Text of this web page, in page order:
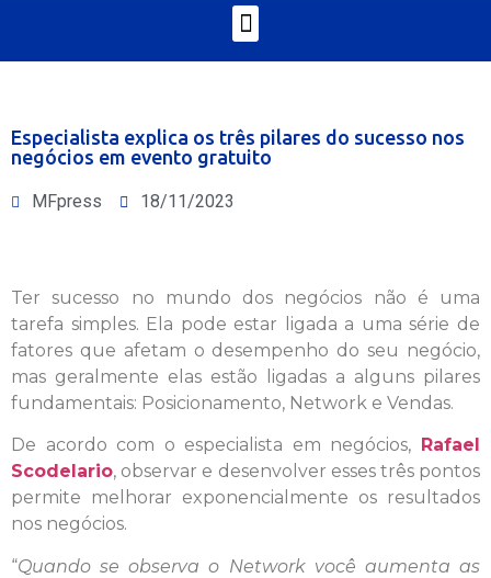
Especialista explica os três pilares do sucesso nos
negócios em evento gratuito
MFpress 18/11/2023
Ter sucesso no mundo dos negócios não é uma
tarefa simples. Ela pode estar ligada a uma série de
fatores que afetam o desempenho do seu negócio,
mas geralmente elas estão ligadas a alguns pilares
fundamentais: Posicionamento, Network e Vendas.
De acordo com o especialista em negócios,
Rafael
Scodelario, observar e desenvolver esses três pontos
permite melhorar exponencialmente os resultados
nos negócios.
“Quando se observa o Network você aumenta as